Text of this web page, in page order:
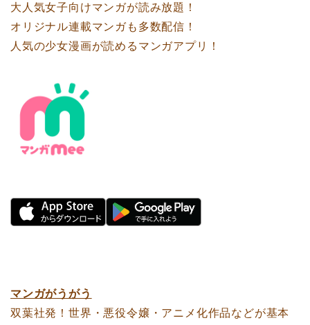
大人気女子向けマンガが読み放題！
オリジナル連載マンガも多数配信！
人気の少女漫画が読めるマンガアプリ！
マンガがうがう
双葉社発！世界・悪役令嬢・アニメ化作品などが基本